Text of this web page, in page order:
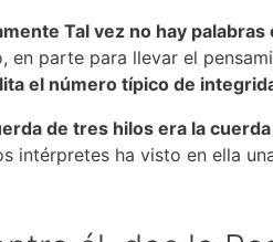
Tal vez no hay
en parte para llevar el
el número típico de
de tres hilos era la
intérpretes ha visto en ella